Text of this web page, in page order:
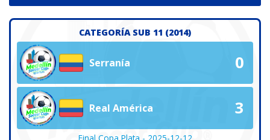
CATEGORÍA SUB 11 (2014)
Serranía 0
Real América 3